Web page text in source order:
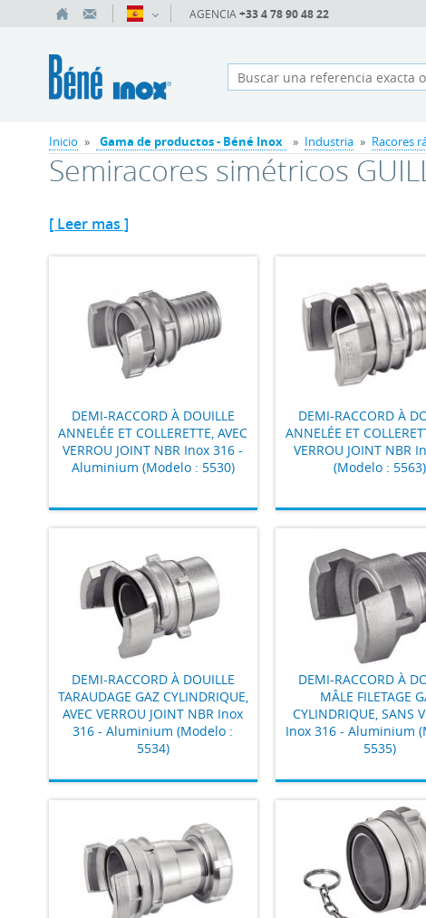
AGENCIA +33 4 78 90 48 22
Inicio » Gama de productos - Béné Inox » Industria » Racores
Semiracores simétricos
[ Leer mas ]
DEMI-RACCORD À DOUILLE
ANNELÉE ET COLLERETTE, AVEC
VERROU JOINT NBR Inox 316 -
Aluminium (Modelo : 5530)
DEMI-RACCORD À
ANNELÉE ET
VERROU JOINT NBR
(Modelo : 5563)
DEMI-RACCORD À DOUILLE
TARAUDAGE GAZ CYLINDRIQUE,
AVEC VERROU JOINT NBR Inox
316 - Aluminium (Modelo :
5534)
DEMI-RACCORD À
MÂLE FILETAGE
CYLINDRIQUE, SANS
Inox 316 - Aluminium
5535)